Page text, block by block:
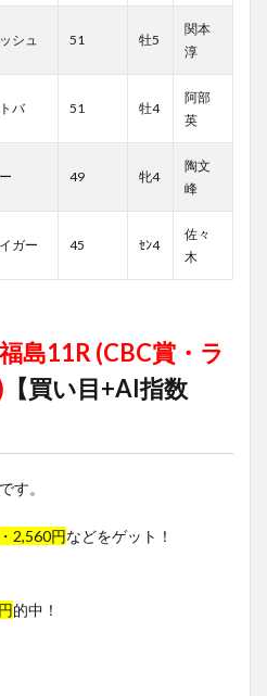
シュ 51 牡5
関本
淳
バ 51 牡4
阿部
英
49 牝4
陶文
峰
ガー 45 ｾﾝ4
佐々
木
島11R (CBC賞・ラ
【買い目+AI指数
です。
2,560円などをゲット！
的中！